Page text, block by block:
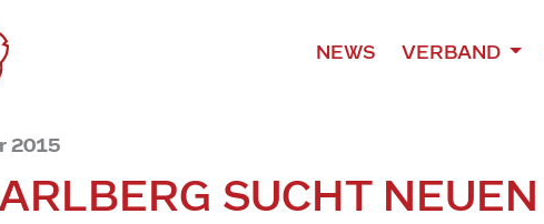
NEWS VERBAND
2015
SUCHT